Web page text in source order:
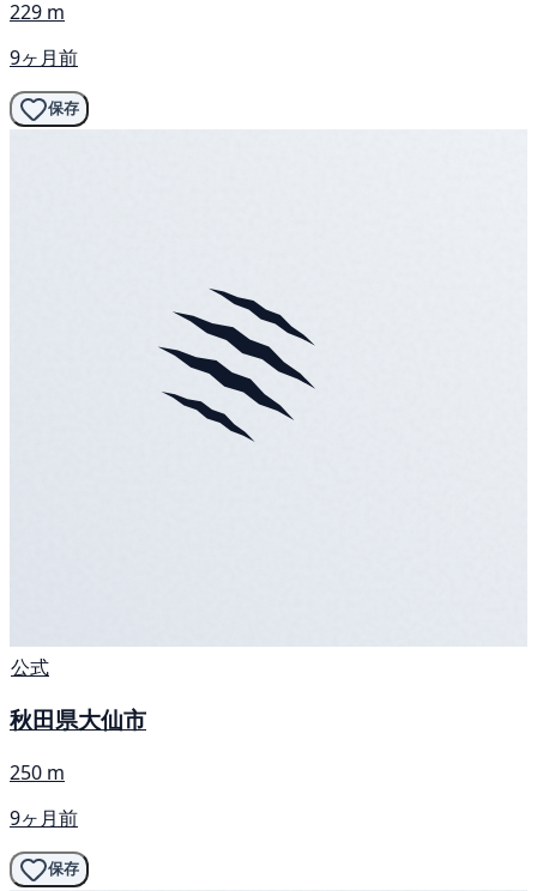
229 m
9ヶ月前
保存
公式
秋田県大仙市
250 m
9ヶ月前
保存